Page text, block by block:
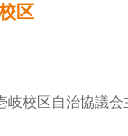
区
校区自治協議